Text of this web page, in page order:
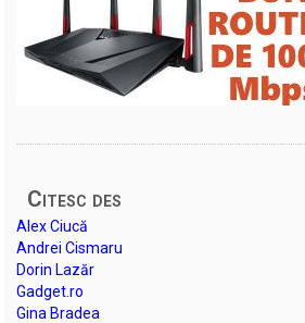
Citesc des
Alex Ciucă
Andrei Cismaru
Dorin Lazăr
Gadget.ro
Gina Bradea